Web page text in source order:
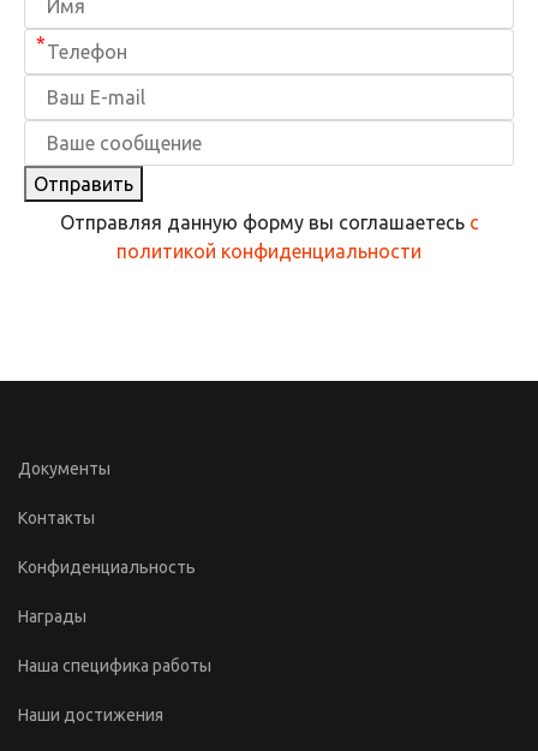
*
Отправить
Отправляя данную форму вы соглашаетесь с
политикой конфиденциальности
Документы
Контакты
Конфиденциальность
Награды
Наша специфика работы
Наши достижения